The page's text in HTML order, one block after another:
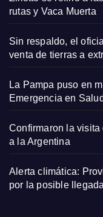
rutas y Vaca Muerta
Sin respaldo, el
venta de tierras a
La Pampa puso en
Emergencia en
Confirmaron la
a la Argentina
Alerta climática:
por la posible